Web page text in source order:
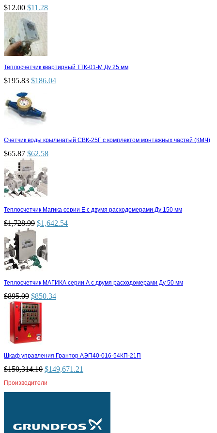
$12.00 $11.28
Теплосчетчик квартирный ТТК-01-М Ду 25 мм
$195.83 $186.04
Счетчик воды крыльчатый СВК-25Г с комплектом монтажных частей (КМЧ)
$65.87 $62.58
Теплосчетчик Магика серии Е с двумя расходомерами Ду 150 мм
$1,728.99 $1,642.54
Теплосчетчик МАГИКА серии А с двумя расходомерами Ду 50 мм
$895.09 $850.34
Шкаф управления Грантор АЭП40-016-54КП-21П
$150,314.10 $149,671.21
Производители